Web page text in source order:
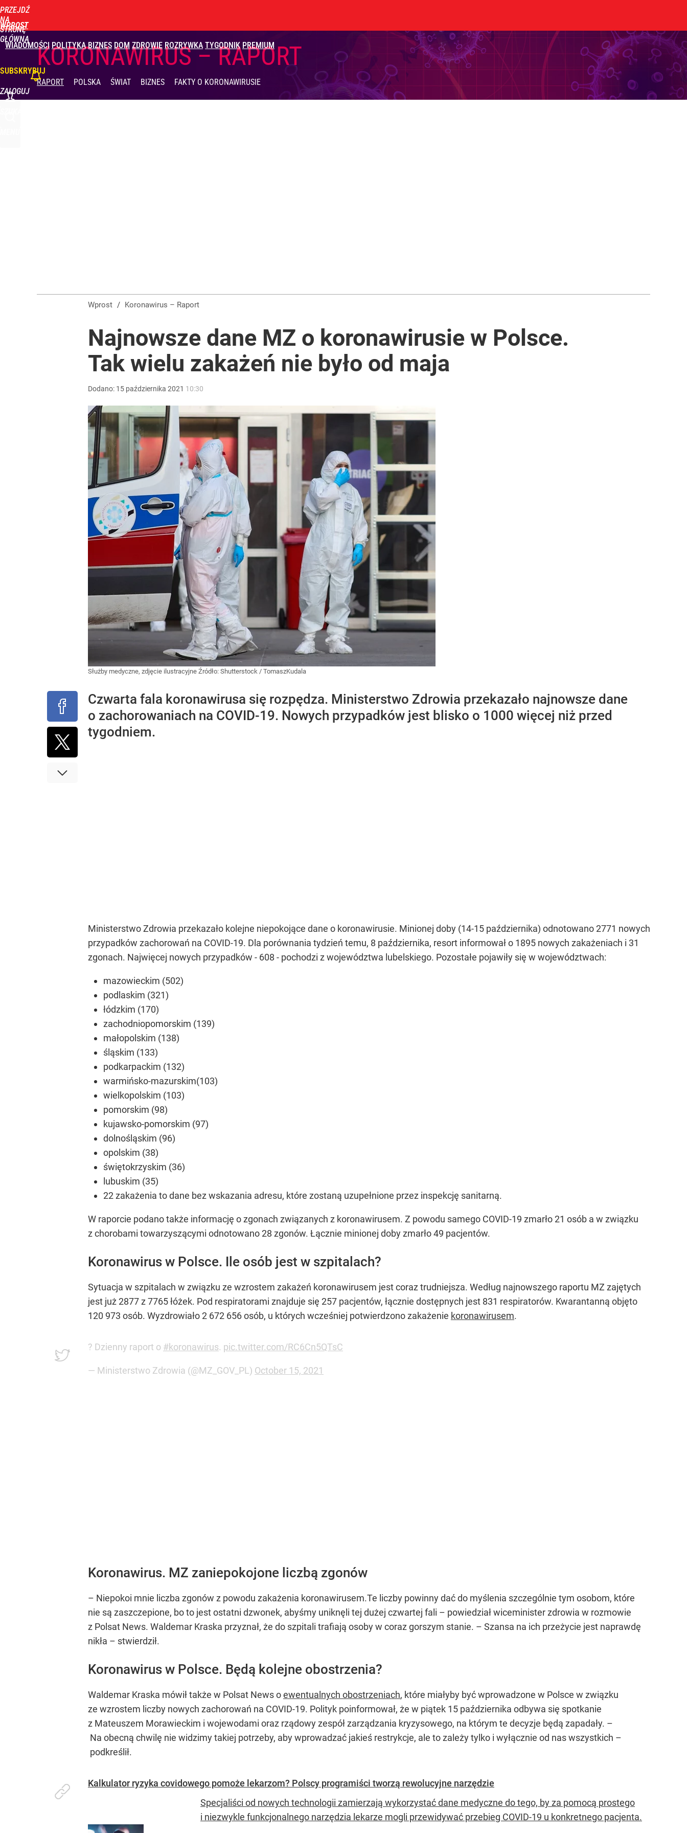
PRZEJDŹ
NA
STRONĘ
GŁÓWNĄ
WPROST
WIADOMOŚCI POLITYKA BIZNES DOM ZDROWIE ROZRYWKA TYGODNIK PREMIUM
SUBSKRYBUJ
ZALOGUJ
KORONAWIRUS – RAPORT
RAPORT POLSKA ŚWIAT BIZNES FAKTY O KORONAWIRUSIE
Wprost / Koronawirus – Raport
Najnowsze dane MZ o koronawirusie w Polsce.
Tak wielu zakażeń nie było od maja
Dodano: 15 października 2021 10:30
Służby medyczne, zdjęcie ilustracyjne Źródło: Shutterstock / TomaszKudala
Czwarta fala koronawirusa się rozpędza. Ministerstwo Zdrowia przekazało najnowsze dane
o zachorowaniach na COVID-19. Nowych przypadków jest blisko o 1000 więcej niż przed
tygodniem.
Ministerstwo Zdrowia przekazało kolejne niepokojące dane o koronawirusie. Minionej doby (14-15 października) odnotowano 2771 nowych
przypadków zachorowań na COVID-19. Dla porównania tydzień temu, 8 października, resort informował o 1895 nowych zakażeniach i 31
zgonach. Najwięcej nowych przypadków - 608 - pochodzi z województwa lubelskiego. Pozostałe pojawiły się w województwach:
mazowieckim (502)
podlaskim (321)
łódzkim (170)
zachodniopomorskim (139)
małopolskim (138)
śląskim (133)
podkarpackim (132)
warmińsko-mazurskim(103)
wielkopolskim (103)
pomorskim (98)
kujawsko-pomorskim (97)
dolnośląskim (96)
opolskim (38)
świętokrzyskim (36)
lubuskim (35)
22 zakażenia to dane bez wskazania adresu, które zostaną uzupełnione przez inspekcję sanitarną.
W raporcie podano także informację o zgonach związanych z koronawirusem. Z powodu samego COVID-19 zmarło 21 osób a w związku
z chorobami towarzyszącymi odnotowano 28 zgonów. Łącznie minionej doby zmarło 49 pacjentów.
Koronawirus w Polsce. Ile osób jest w szpitalach?
Sytuacja w szpitalach w związku ze wzrostem zakażeń koronawirusem jest coraz trudniejsza. Według najnowszego raportu MZ zajętych
jest już 2877 z 7765 łóżek. Pod respiratorami znajduje się 257 pacjentów, łącznie dostępnych jest 831 respiratorów. Kwarantanną objęto
120 973 osób. Wyzdrowiało 2 672 656 osób, u których wcześniej potwierdzono zakażenie koronawirusem.
? Dzienny raport o #koronawirus. pic.twitter.com/RC6Cn5QTsC
— Ministerstwo Zdrowia (@MZ_GOV_PL) October 15, 2021
Koronawirus. MZ zaniepokojone liczbą zgonów
– Niepokoi mnie liczba zgonów z powodu zakażenia koronawirusem.Te liczby powinny dać do myślenia szczególnie tym osobom, które
nie są zaszczepione, bo to jest ostatni dzwonek, abyśmy uniknęli tej dużej czwartej fali – powiedział wiceminister zdrowia w rozmowie
z Polsat News. Waldemar Kraska przyznał, że do szpitali trafiają osoby w coraz gorszym stanie. – Szansa na ich przeżycie jest naprawdę
nikła – stwierdził.
Koronawirus w Polsce. Będą kolejne obostrzenia?
Waldemar Kraska mówił także w Polsat News oewentualnych obostrzeniach, które miałyby być wprowadzone w Polsce w związku
ze wzrostem liczby nowych zachorowań na COVID-19. Polityk poinformował, że w piątek 15 października odbywa się spotkanie
z Mateuszem Morawieckim i wojewodami oraz rządowy zespół zarządzania kryzysowego, na którym te decyzje będą zapadały. –
Na obecną chwilę nie widzimy takiej potrzeby, aby wprowadzać jakieś restrykcje, ale to zależy tylko i wyłącznie od nas wszystkich –
podkreślił.
Kalkulator ryzyka covidowego pomoże lekarzom? Polscy programiści tworzą rewolucyjne narzędzie
Specjaliści od nowych technologii zamierzają wykorzystać dane medyczne do tego, by za pomocą prostego
i niezwykle funkcjonalnego narzędzia lekarze mogli przewidywać przebieg COVID-19 u konkretnego pacjenta.